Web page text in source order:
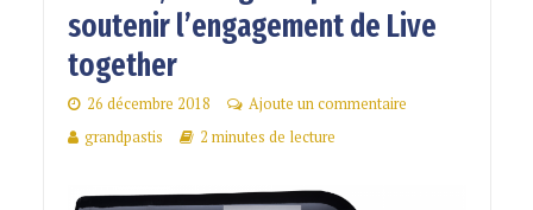
soutenir l’engagement de Live
together
26 décembre 2018
Ajoute un commentaire
grandpastis
2 minutes de lecture